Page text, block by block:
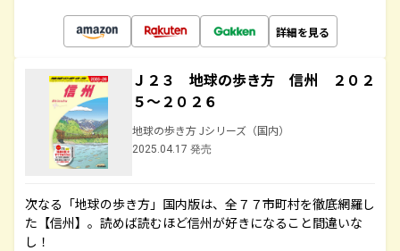
詳細を見る
Ｊ２３ 地球の歩き方 信州 ２０２
５～２０２６
地球の歩き方 Jシリーズ（国内）
2025.04.17 発売
次なる「地球の歩き方」国内版は、全７７市町村を徹底網羅し
た【信州】。読めば読むほど信州が好きになること間違いな
し！